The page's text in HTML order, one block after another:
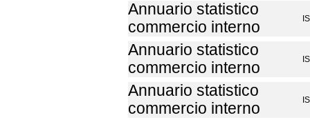
Annuario statistico
commercio interno
Annuario statistico
commercio interno
Annuario statistico
commercio interno